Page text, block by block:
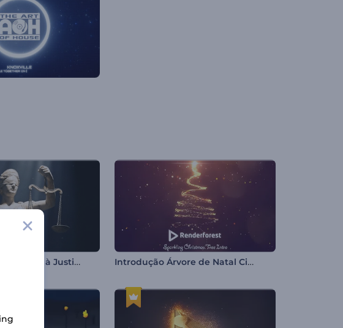
Introdução ao Direito e à Justiça Introdução Árvore de Natal Cintilante